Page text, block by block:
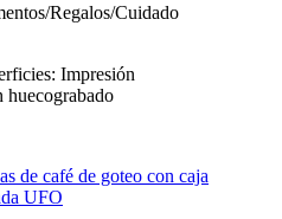
Regalos/Cuidado
Impresión
huecograbado